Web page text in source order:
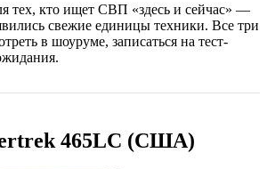
тех, кто ищет СВП «здесь и сейчас» —
свежие единицы техники. Все три
в шоуруме, записаться на тест-
465LC (США)